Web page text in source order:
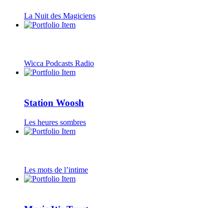
La Nuit des Magiciens
Wicca Podcasts Radio
Station Woosh
Les heures sombres
Les mots de l’intime